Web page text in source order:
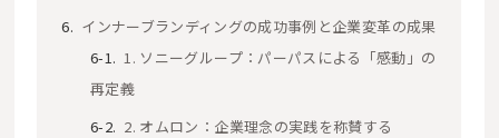
インナーブランディングの成功事例と企業変革の成果
1. ソニーグループ：パーパスによる「感動」の
再定義
2. オムロン：企業理念の実践を称賛する